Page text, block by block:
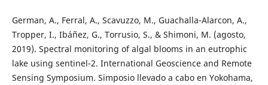
German, A., Ferral, A., Scavuzzo, M., Guachalla-Alarcon, A.,
Tropper, I., Ibáñez, G., Torrusio, S., & Shimoni, M. (agosto,
2019). Spectral monitoring of algal blooms in an eutrophic
lake using sentinel-2. International Geoscience and Remote
Sensing Symposium. Simposio llevado a cabo en Yokohama,